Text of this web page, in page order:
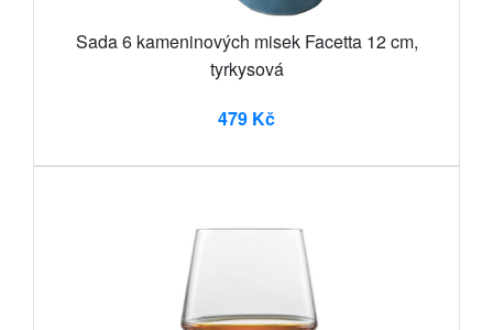
Sada 6 kameninových misek Facetta 12 cm,
tyrkysová
479 Kč